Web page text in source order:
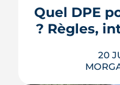
3e ville de
Quel DPE
? Règles,
20